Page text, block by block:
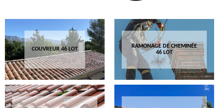
COUVREUR 46 LOT
RAMONAGE DE CHEMINÉE
46 LOT